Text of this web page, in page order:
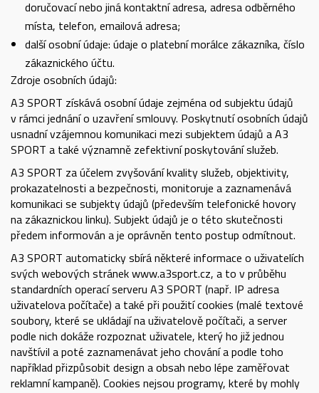
doručovací nebo jiná kontaktní adresa, adresa odběrného
místa, telefon, emailová adresa;
další osobní údaje: údaje o platební morálce zákazníka, číslo
zákaznického účtu.
Zdroje osobních údajů:
A3 SPORT získává osobní údaje zejména od subjektu údajů
v rámci jednání o uzavření smlouvy. Poskytnutí osobních údajů
usnadní vzájemnou komunikaci mezi subjektem údajů a A3
SPORT a také významně zefektivní poskytování služeb.
A3 SPORT za účelem zvyšování kvality služeb, objektivity,
prokazatelnosti a bezpečnosti, monitoruje a zaznamenává
komunikaci se subjekty údajů (především telefonické hovory
na zákaznickou linku). Subjekt údajů je o této skutečnosti
předem informován a je oprávněn tento postup odmítnout.
A3 SPORT automaticky sbírá některé informace o uživatelích
svých webových stránekwww.a3sport.cz, a to v průběhu
standardních operací serveru A3 SPORT (např. IP adresa
uživatelova počítače) a také při použití cookies (malé textové
soubory, které se ukládají na uživatelově počítači, a server
podle nich dokáže rozpoznat uživatele, který ho již jednou
navštívil a poté zaznamenávat jeho chování a podle toho
například přizpůsobit design a obsah nebo lépe zaměřovat
reklamní kampaně). Cookies nejsou programy, které by mohly